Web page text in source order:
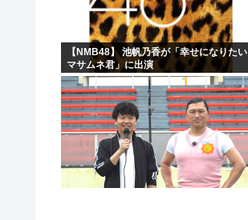
【NMB48】 池帆乃香が「幸せになりたい
マサムネ君」に出演